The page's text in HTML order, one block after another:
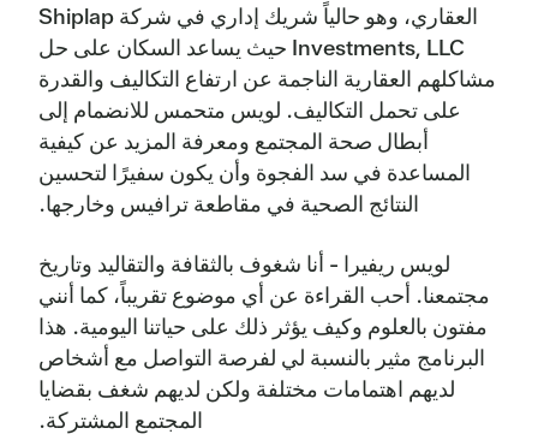
العقاري، وهو حالياً شريك إداري في شركة Shiplap
Investments, LLC حيث يساعد السكان على حل
مشاكلهم العقارية الناجمة عن ارتفاع التكاليف والقدرة
على تحمل التكاليف. لويس متحمس للانضمام إلى
أبطال صحة المجتمع ومعرفة المزيد عن كيفية
المساعدة في سد الفجوة وأن يكون سفيرًا لتحسين
النتائج الصحية في مقاطعة ترافيس وخارجها.
لويس ريفيرا - أنا شغوف بالثقافة والتقاليد وتاريخ
مجتمعنا. أحب القراءة عن أي موضوع تقريباً، كما أنني
مفتون بالعلوم وكيف يؤثر ذلك على حياتنا اليومية. هذا
البرنامج مثير بالنسبة لي لفرصة التواصل مع أشخاص
لديهم اهتمامات مختلفة ولكن لديهم شغف بقضايا
المجتمع المشتركة.